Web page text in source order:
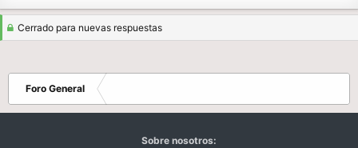
Cerrado para nuevas respuestas
Foro General
Sobre nosotros: